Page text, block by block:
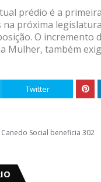
prédio é a
na próxima
O incremento
Mulher, também
Twitter
Social beneficia 302